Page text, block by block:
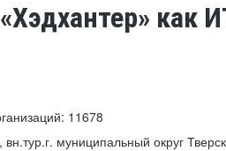
как
11678
вн.тур.г. муниципальный округ